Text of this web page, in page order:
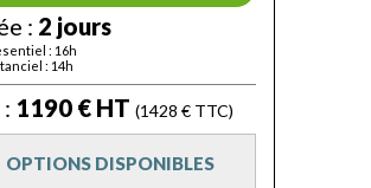
: 2 jours
: 16h
: 14h
1190 € HT (1428 € TTC)
OPTIONS DISPONIBLES